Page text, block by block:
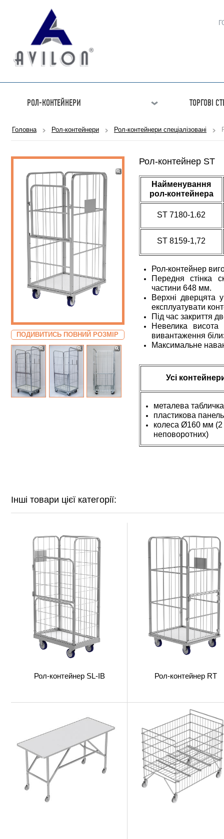
РОЛ-КОНТЕЙНЕРИ ТОРГОВІ
Головна Рол-контейнери Рол-контейнери спеціалізовані
ПОДИВИТИСЬ ПОВНИЙ РОЗМІР
Рол-контейнер ST
Найменування
рол-контейнера
ST 7180-1.62
ST 8159-1,72
Рол-контейнер
Передня стінка
частини 648 мм.
Верхні дверцята
експлуатувати
Під час закриття
Невелика висота
вивантаження
Максимальне
Усі
металева
пластикова
колеса Ø160 мм (2
неповоротних)
Інші товари цієї категорії:
Рол-контейнер SL-IB Рол-контейнер RT